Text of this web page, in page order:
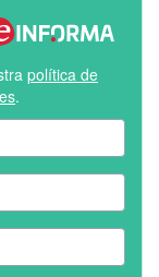
política de
.